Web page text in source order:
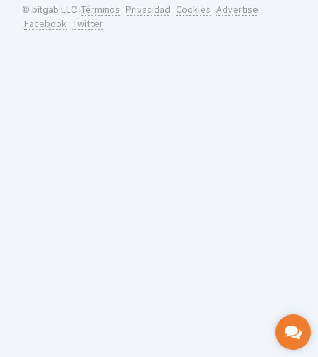
© bitgab LLC Términos Privacidad Cookies Advertise
Facebook Twitter